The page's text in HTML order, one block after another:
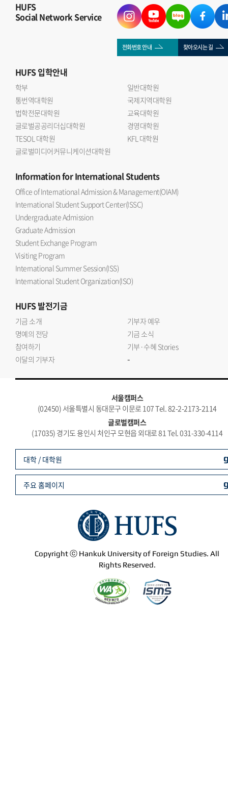
HUFS
Social Network Service
전화번호 안내 찾아오시는 길
HUFS입학안내
학부
일반대학원
통번역대학원
국제지역대학원
법학전문대학원
교육대학원
글로벌공공리더십대학원
경영대학원
TESOL 대학원
KFL 대학원
글로벌미디어커뮤니케이션대학원
Informationfor International Students
Office of International Admission & Management(OIAM)
International Student Support Center(ISSC)
Undergraduate Admission
Graduate Admission
Student Exchange Program
Visiting Program
International Summer Session(ISS)
International Student Organization(ISO)
HUFS발전기금
기금 소개
기부자 예우
명예의 전당
기금 소식
참여하기
기부·수혜 Stories
이달의 기부자
-
서울캠퍼스
(02450) 서울특별시 동대문구 이문로 107 Tel. 82-2-2173-2114
글로벌캠퍼스
(17035) 경기도 용인시 처인구 모현읍 외대로 81 Tel. 031-330-4114
Copyright ⓒ Hankuk University of Foreign Studies. All
Rights Reserved.
대학 / 대학원
주요 홈페이지